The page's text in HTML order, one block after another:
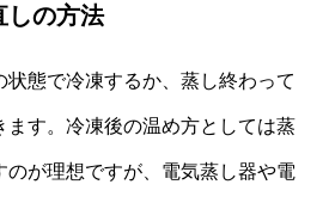
しの方法
態で冷凍するか、蒸し終わって
ます。冷凍後の温め方としては蒸
のが理想ですが、電気蒸し器や電